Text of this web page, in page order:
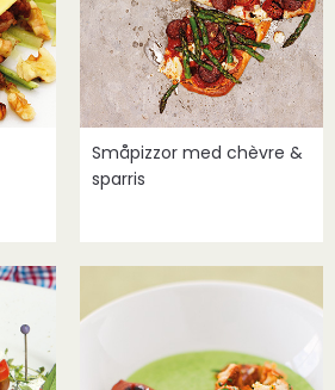
Småpizzor med chèvre &
sparris